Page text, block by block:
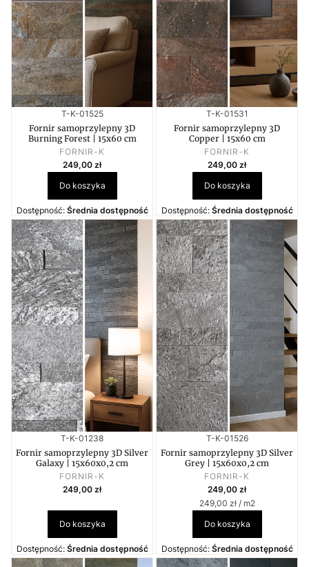
Kod produktu
T-K-01525
Fornir samoprzylepny 3D
Burning Forest | 15x60 cm
PRODUCENT
FORNIR-K
Cena
249,00 zł
Do koszyka
Dostępność: Średnia dostępność
Kod produktu
T-K-01531
Fornir samoprzylepny 3D
Copper | 15x60 cm
PRODUCENT
FORNIR-K
Cena
249,00 zł
Do koszyka
Dostępność: Średnia dostępność
Kod produktu
T-K-01238
Fornir samoprzylepny 3D Silver
Galaxy | 15x60x0,2 cm
PRODUCENT
FORNIR-K
Cena
249,00 zł
Do koszyka
Dostępność: Średnia dostępność
Kod produktu
T-K-01526
Fornir samoprzylepny 3D Silver
Grey | 15x60x0,2 cm
PRODUCENT
FORNIR-K
Cena
249,00 zł
Cena jednostkowa
249,00 zł / m2
Do koszyka
Dostępność: Średnia dostępność